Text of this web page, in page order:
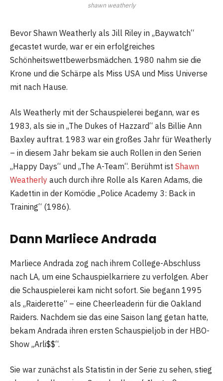
shawn weatherly
Bevor Shawn Weatherly als Jill Riley in „Baywatch“
gecastet wurde, war er ein erfolgreiches
Schönheitswettbewerbsmädchen. 1980 nahm sie die
Krone und die Schärpe als Miss USA und Miss Universe
mit nach Hause.
Als Weatherly mit der Schauspielerei begann, war es
1983, als sie in „The Dukes of Hazzard“ als Billie Ann
Baxley auftrat. 1983 war ein großes Jahr für Weatherly
– in diesem Jahr bekam sie auch Rollen in den Serien
„Happy Days“ und „The A-Team“. Berühmt ist Shawn
Weatherly auch durch ihre Rolle als Karen Adams, die
Kadettin in der Komödie „Police Academy 3: Back in
Training“ (1986).
Dann Marliece Andrada
Marliece Andrada zog nach ihrem College-Abschluss
nach LA, um eine Schauspielkarriere zu verfolgen. Aber
die Schauspielerei kam nicht sofort. Sie begann 1995
als „Raiderette“ – eine Cheerleaderin für die Oakland
Raiders. Nachdem sie das eine Saison lang getan hatte,
bekam Andrada ihren ersten Schauspieljob in der HBO-
Show „Arli$$“.
Sie war zunächst als Statistin in der Serie zu sehen, stieg